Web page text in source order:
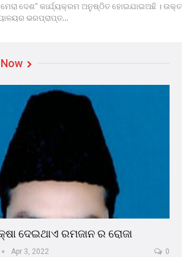
ଦେଶ” କାର୍ଯ୍ୟକ୍ରମ ଅନୁଷ୍ଠିତ ହୋଇଯାଇଅଛି । ଉକ୍ତ
ଭରପ୍ରାପ୍ତ…
ଦେଇଥାଏ ରମଜାନ ର ରୋଜା
Apr 3, 2022 0